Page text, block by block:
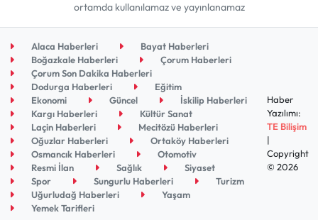
ortamda kullanılamaz ve yayınlanamaz
Alaca Haberleri
Bayat Haberleri
Boğazkale Haberleri
Çorum Haberleri
Çorum Son Dakika Haberleri
Dodurga Haberleri
Eğitim
Ekonomi
Güncel
İskilip Haberleri
Kargı Haberleri
Kültür Sanat
Laçin Haberleri
Mecitözü Haberleri
Oğuzlar Haberleri
Ortaköy Haberleri
Osmancık Haberleri
Otomotiv
Resmi İlan
Sağlık
Siyaset
Spor
Sungurlu Haberleri
Turizm
Uğurludağ Haberleri
Yaşam
Yemek Tarifleri
Haber
Yazılımı:
TE Bilişim
|
Copyright
© 2026